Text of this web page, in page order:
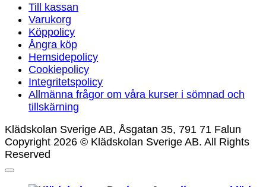
Till kassan
Varukorg
Köppolicy
Ångra köp
Hemsidepolicy
Cookiepolicy
Integritetspolicy
Allmänna frågor om våra kurser i sömnad och
tillskärning
Klädskolan Sverige AB, Åsgatan 35, 791 71 Falun
Copyright 2026 © Klädskolan Sverige AB. All Rights
Reserved